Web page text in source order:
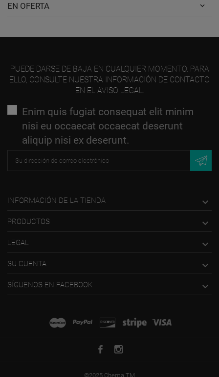
EN OFERTA
PUEDE DARSE DE BAJA EN CUALQUIER MOMENTO. PARA
ELLO, CONSULTE NUESTRA INFORMACIÓN DE CONTACTO
EN EL AVISO LEGAL.
Enim quis fugiat consequat elit minim
nisi eu occaecat occaecat deserunt
aliquip nisi ex deserunt.
INFORMACIÓN DE LA TIENDA 
PRODUCTOS 
LEGAL 
SU CUENTA 
SÍGUENOS EN FACEBOOK 
©2025 Chema TM